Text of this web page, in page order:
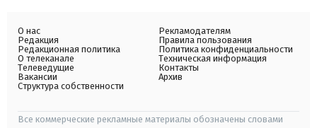
О нас
Редакция
Редакционная политика
О телеканале
Телеведущие
Вакансии
Структура собственности
Рекламодателям
Правила пользования
Политика конфиденциальности
Техническая информация
Контакты
Архив
Все коммерческие рекламные материалы обозначены словами